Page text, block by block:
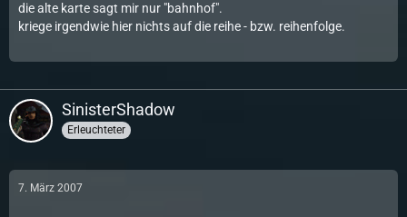
die alte karte sagt mir nur "bahnhof".
kriege irgendwie hier nichts auf die reihe - bzw. reihenfolge.
SinisterShadow
Erleuchteter
7. März 2007